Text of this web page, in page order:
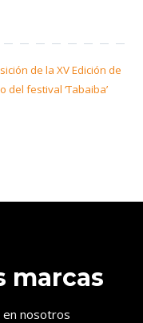
de la XV Edición de
festival ‘Tabaiba’
marcas
en nosotros